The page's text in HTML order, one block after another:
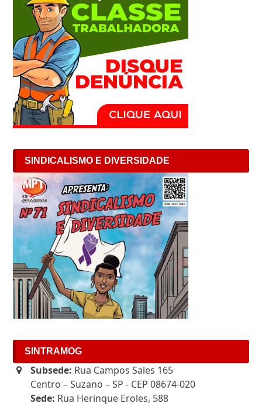
SINDICALISMO E DIVERSIDADE
SINTRAMOG
Subsede: Rua Campos Sales 165
Centro – Suzano – SP - CEP 08674-020
Sede: Rua Herinque Eroles, 588